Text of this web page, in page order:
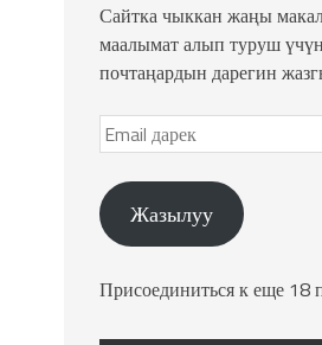
Сайтка чыккан жаңы
маалымат алып туруш
почтаңардын дарегин
Жазылуу
Присоединиться к еще 18